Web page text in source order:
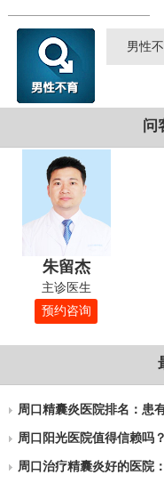
男性
问
朱留杰
主诊医生
预约咨询
周口精囊炎医院排名：患
周口阳光医院值得信赖吗
周口治疗精囊炎好的医院